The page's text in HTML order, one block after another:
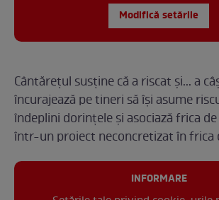
Modifică setările
Cântărețul susține că a riscat și... a
încurajează pe tineri să își asume
îndeplini dorințele și asociază frica
într-un proiect neconcretizat în frica
INFORMARE